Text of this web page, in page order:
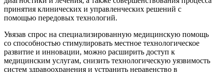
принятия клинических и управленческих решений с
помощью передовых технологий.
Увязав спрос на специализированную медицинскую помощь
со способностью стимулировать местное технологическое
развитие и инновации, можно расширить доступ к
медицинским услугам, снизить технологическую уязвимость
систем здравоохранения и устранить неравенство в